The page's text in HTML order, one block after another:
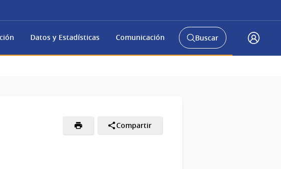
Datos y Estadísticas Comunicación
Abrir
buscador
Buscar
Acceso
Compartir